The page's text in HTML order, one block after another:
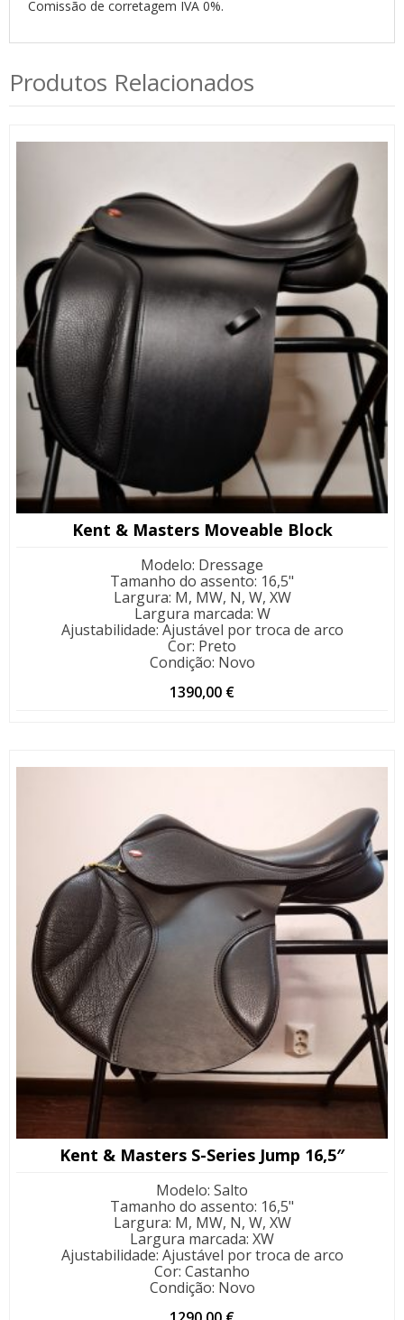
Comissão de corretagem IVA 0%.
Produtos Relacionados
Kent & Masters Moveable Block
Modelo: Dressage
Tamanho do assento: 16,5"
Largura: M, MW, N, W, XW
Largura marcada: W
Ajustabilidade: Ajustável por troca de arco
Cor: Preto
Condição: Novo
1390,00 €
Kent & Masters S-Series Jump 16,5″
Modelo: Salto
Tamanho do assento: 16,5"
Largura: M, MW, N, W, XW
Largura marcada: XW
Ajustabilidade: Ajustável por troca de arco
Cor: Castanho
Condição: Novo